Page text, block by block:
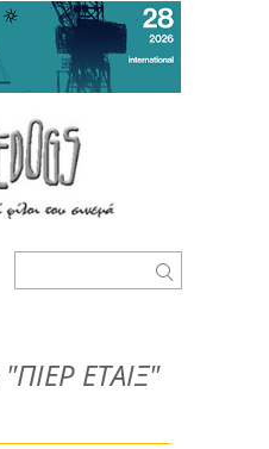
"ΠΙΕΡ ΕΤΑΙΞ"